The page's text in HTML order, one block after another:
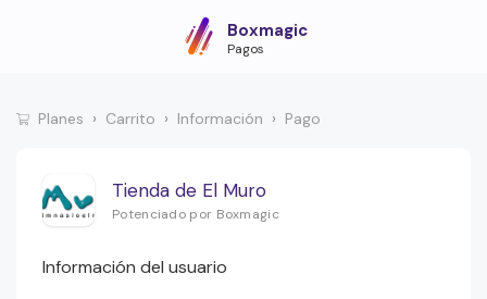
Boxmagic
Pagos
Planes Carrito Información Pago
Tienda de El Muro
Potenciado por Boxmagic
Información del usuario